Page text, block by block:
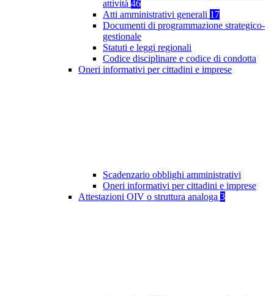
attività 46
Atti amministrativi generali 17
Documenti di programmazione strategico-
gestionale
Statuti e leggi regionali
Codice disciplinare e codice di condotta
Oneri informativi per cittadini e imprese
Scadenzario obblighi amministrativi
Oneri informativi per cittadini e imprese
Attestazioni OIV o struttura analoga 3